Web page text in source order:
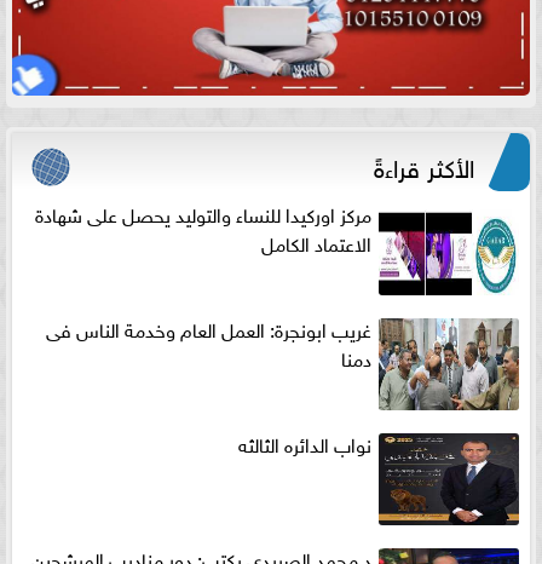
الأكثر قراءةً
مركز اوركيدا للنساء والتوليد يحصل على شهادة
الاعتماد الكامل
غريب ابونجرة: العمل العام وخدمة الناس فى
دمنا
نواب الدائره الثالثه